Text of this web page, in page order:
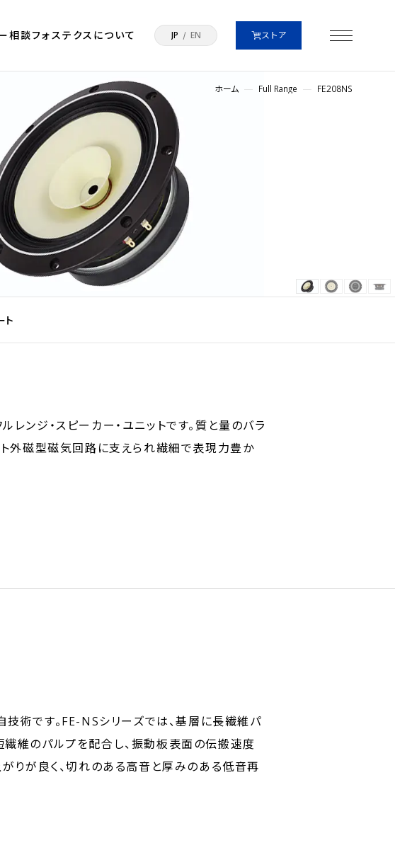
相談フォステクスについて JP EN ストア
ホーム Full Range FE208NS
ト
ンジ・スピーカー・ユニットです。質と量のバラ
外磁型磁気回路に支えられ繊細で表現力豊か
術です。FE-NSシリーズでは、基層に長繊維パ
維のパルプを配合し、振動板表面の伝搬速度
りが良く、切れのある高音と厚みのある低音再